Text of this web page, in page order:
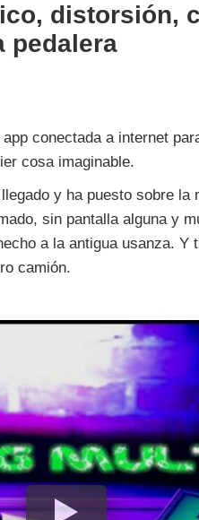
distorsión,
pedalera
conectada a internet
cosa imaginable.
y ha puesto sobre la
sin pantalla alguna y
a la antigua usanza. Y
camión.